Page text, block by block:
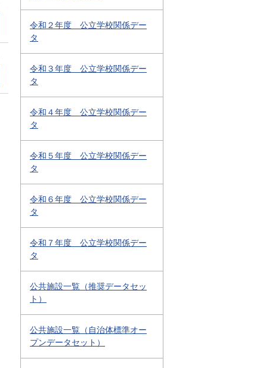
令和２年度 公立学校関係デー
タ
令和３年度 公立学校関係デー
タ
令和４年度 公立学校関係デー
タ
令和５年度 公立学校関係デー
タ
令和６年度 公立学校関係デー
タ
令和７年度 公立学校関係デー
タ
公共施設一覧（推奨データセッ
ト）
公共施設一覧（自治体標準オー
プンデータセット）